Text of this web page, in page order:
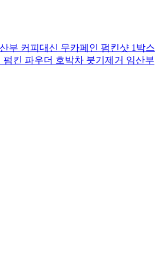
부 커피대신 무카페인 펌킨샷 1박스
펌킨 파우더 호박차 붓기제거 임산부